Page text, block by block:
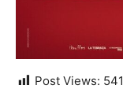
Post Views: 541